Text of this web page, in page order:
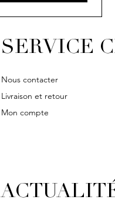
SERVICE
Nous contacter
Livraison et retour
Mon compte